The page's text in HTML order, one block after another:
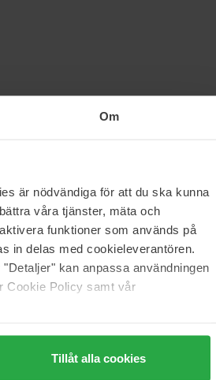
Om
är nödvändiga för att du ska kunna
våra tjänster, mäta och
funktioner som används på
in delas med cookieleverantören.
kan anpassa användningen
Cookie Policy samt vår
Tillåt alla cookies